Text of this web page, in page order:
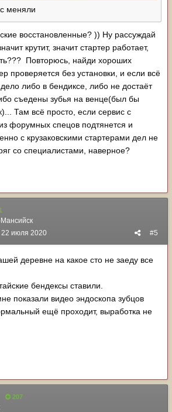
меняли
восстановленные? )) Ну рассуждай
крутит, значит стартер работает,
Повторюсь, найди хороших
проверяется без установки, и если всё
либо в бендиксе, либо не достаёт
съедены зубья на венце(был бы
Там всё просто, если сервис с
форумных спецов подтянется и
с крузаковскими стартерами дел не
со специалистами, наверное?
1
#5
22 июля 2020
деревне на какое сто не заеду все
бендексы ставили.
показали видео эндоскопа зубцов
ещё проходит, выработка не
207